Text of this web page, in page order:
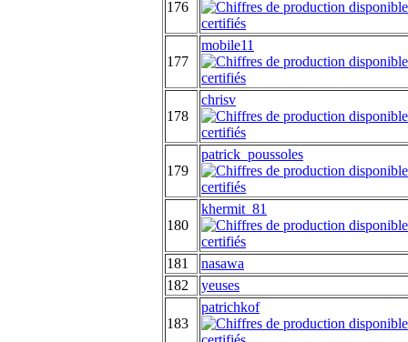
176
177
mobile11
178
chrisv
179
patrick_poussoles
180
khermit_81
181
nasawa
182
yeuses
183
patrichkof